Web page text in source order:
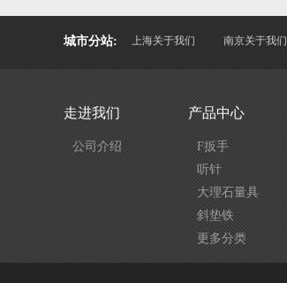
城市分站: 上海关于我们 南京关于我们
走进我们
公司介绍
产品中心
F扳手
听针
大理石量具
斜垫铁
更多分类